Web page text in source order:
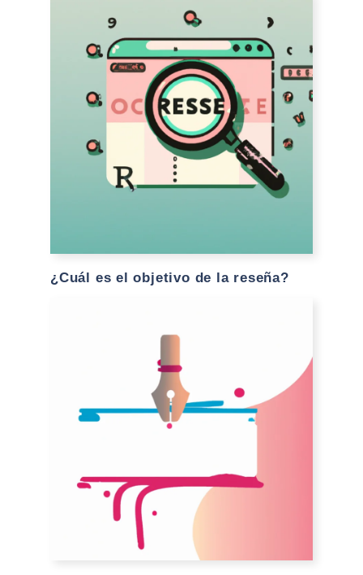
¿Cuál es el objetivo de la reseña?